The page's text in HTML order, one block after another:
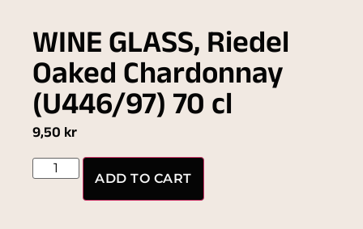
WINE GLASS, Riedel
Oaked Chardonnay
(U446/97) 70 cl
9,50 kr
ADD TO CART